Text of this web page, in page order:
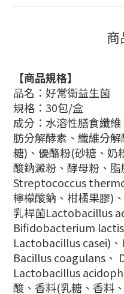
【商品規格】
品名：好常衛益生菌
規格：30包/盒
成分：水溶性膳食纖
肪分解酵素、纖維分
糖)、優酪粉(砂糖、奶
酸鈉澱粉、酵母粉、
Streptococcus
檸檬酸鈉、柑橘果膠)
乳桿菌Lactobacillus
Bifidobacterium
Lactobacillus casei)
Bacillus coagulans、
Lactobacillus
酸、香料(乳糖、香料